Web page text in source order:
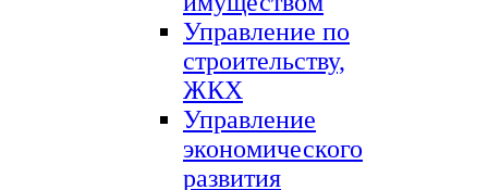
Управление по
строительству,
ЖКХ
Управление
экономического
развития